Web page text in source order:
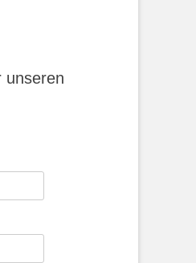
unseren